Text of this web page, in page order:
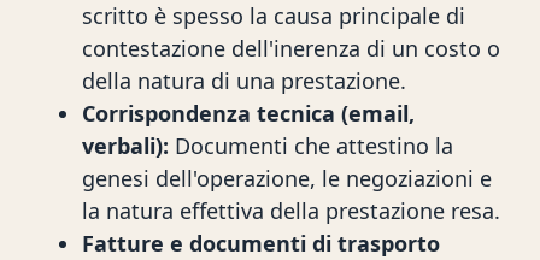
scritto è spesso la causa principale di
contestazione dell'inerenza di un costo o
della natura di una prestazione.
Corrispondenza tecnica (email,
verbali): Documenti che attestino la
genesi dell'operazione, le negoziazioni e
la natura effettiva della prestazione resa.
Fatture e documenti di trasporto